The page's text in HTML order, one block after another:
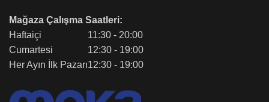
Mağaza Çalışma Saatleri:
Haftaiçi
Cumartesi
Her Ayın İlk Pazarı
11:30 - 20:00
12:30 - 19:00
12:30 - 19:00